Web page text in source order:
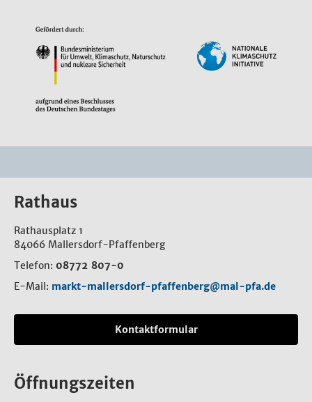
Rathaus
Rathausplatz 1
84066 Mallersdorf-Pfaffenberg
Telefon: 08772 807-0
E-Mail: markt-mallersdorf-pfaffenberg@mal-pfa.de
Kontaktformular
Öffnungszeiten